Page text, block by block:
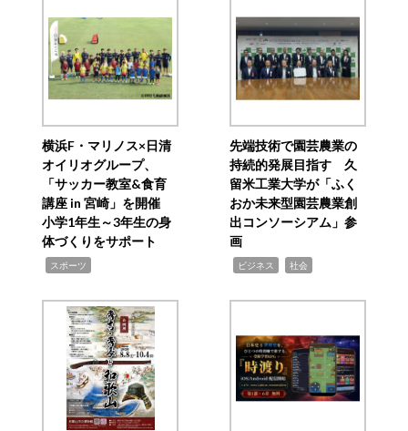
横浜F・マリノス×日清
オイリオグループ、
「サッカー教室&食育
講座 in 宮崎」を開催
小学1年生～3年生の身
体づくりをサポート
スポーツ
先端技術で園芸農業の
持続的発展目指す 久
留米工業大学が「ふく
おか未来型園芸農業創
出コンソーシアム」参
画
ビジネス 社会